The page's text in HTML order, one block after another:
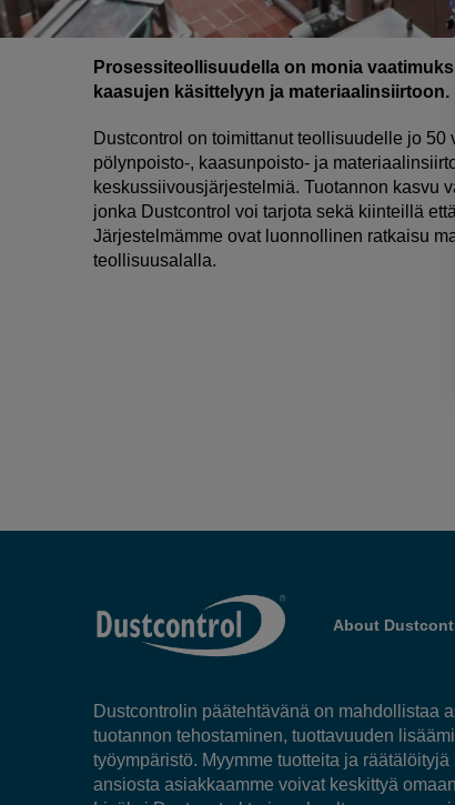
Prosessiteollisuudella on monia
kaasujen käsittelyyn ja materiaalinsiirtoon.
Dustcontrol on toimittanut teollisuudelle jo 50
pölynpoisto-, kaasunpoisto- ja
keskussiivousjärjestelmiä. Tuotannon kasvu
jonka Dustcontrol voi tarjota sekä kiinteillä
Järjestelmämme ovat luonnollinen ratkaisu
teollisuusalalla.
About
Dustcontrolin päätehtävänä on mahdollistaa
tuotannon tehostaminen, tuottavuuden
työympäristö. Myymme tuotteita ja
ansiosta asiakkaamme voivat keskittyä